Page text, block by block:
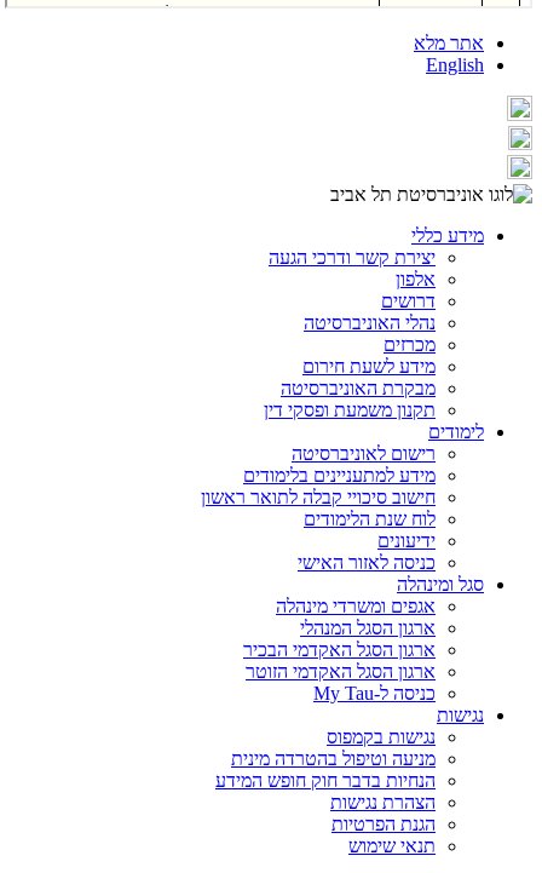
אתר מלא
English
מידע כללי
יצירת קשר ודרכי הגעה
אלפון
דרושים
נהלי האוניברסיטה
מכרזים
מידע לשעת חירום
מבקרת האוניברסיטה
תקנון משמעת ופסקי דין
לימודים
רישום לאוניברסיטה
מידע למתעניינים בלימודים
חישוב סיכויי קבלה לתואר ראשון
לוח שנת הלימודים
ידיעונים
כניסה לאזור האישי
סגל ומינהלה
אגפים ומשרדי מינהלה
ארגון הסגל המנהלי
ארגון הסגל האקדמי הבכיר
ארגון הסגל האקדמי הזוטר
כניסה ל-My Tau
נגישות
נגישות בקמפוס
מניעה וטיפול בהטרדה מינית
הנחיות בדבר חוק חופש המידע
הצהרת נגישות
הגנת הפרטיות
תנאי שימוש